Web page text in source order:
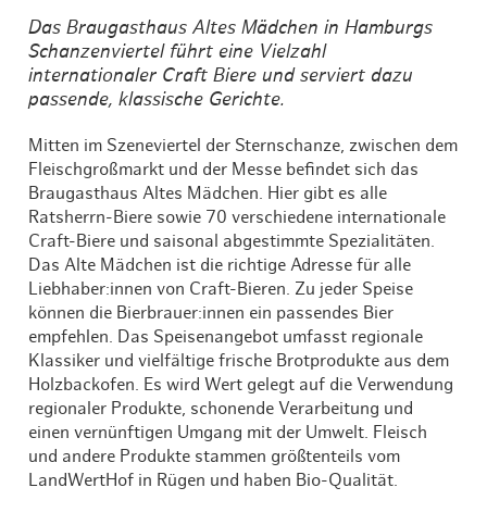
Das Braugasthaus Altes Mädchen in Hamburgs
Schanzenviertel führt eine Vielzahl
internationaler Craft Biere und serviert dazu
passende, klassische Gerichte.
Mitten im Szeneviertel der Sternschanze, zwischen dem
Fleischgroßmarkt und der Messe befindet sich das
Braugasthaus Altes Mädchen. Hier gibt es alle
Ratsherrn-Biere sowie 70 verschiedene internationale
Craft-Biere und saisonal abgestimmte Spezialitäten.
Das Alte Mädchen ist die richtige Adresse für alle
Liebhaber:innen von Craft-Bieren. Zu jeder Speise
können die Bierbrauer:innen ein passendes Bier
empfehlen. Das Speisenangebot umfasst regionale
Klassiker und vielfältige frische Brotprodukte aus dem
Holzbackofen. Es wird Wert gelegt auf die Verwendung
regionaler Produkte, schonende Verarbeitung und
einen vernünftigen Umgang mit der Umwelt. Fleisch
und andere Produkte stammen größtenteils vom
LandWertHof in Rügen und haben Bio-Qualität.